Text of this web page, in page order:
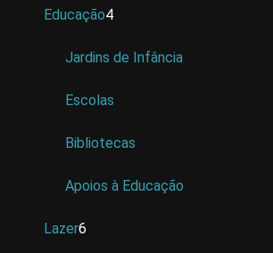
Educação4
Jardins de Infância
Escolas
Bibliotecas
Apoios à Educação
Lazer6